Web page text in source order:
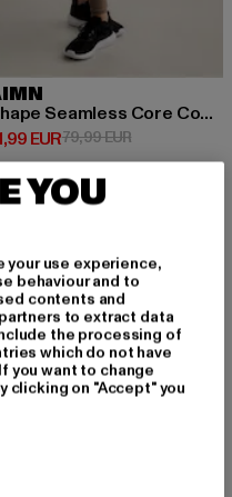
169,99 EUR
Shape Seamless Core Control
EUR
courant: 71,99 EUR
79,99 EURPrix en
YOU
use experience,
behaviour and to
contents and
to extract data
the processing of
which do not have
you want to change
clicking on "Accept" you